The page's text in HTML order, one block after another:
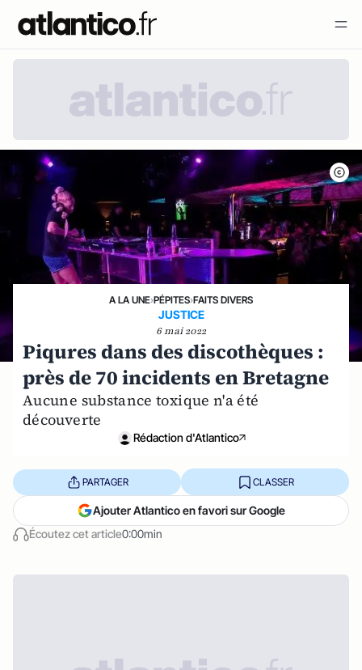
A LA UNE›PÉPITES›FAITS DIVERS
JUSTICE
6 mai 2022
Piqures dans des discothèques :
près de 70 incidents en Bretagne
Aucune substance toxique n'a été
découverte
Rédaction d'Atlantico
Écoutez cet article0:00min
PARTAGER CLASSER
Ajouter Atlantico en favori sur Google